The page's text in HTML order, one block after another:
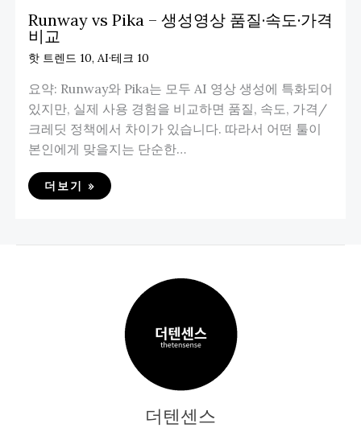
Runway vs Pika – 생성영상 품질·속도·가격
비교
핫 트렌드 10, AI·테크 10
요약: Runway와 Pika는 모두 AI 영상 생성에 특화되어
있지만, 실제 사용 경험을 비교하면 품질, 속도, 가격/
크레딧 정책에서 차이가 있습니다. 따라서 어떤 툴이
본인에게 맞을지는 단순한…
더보기 »
더텐센스